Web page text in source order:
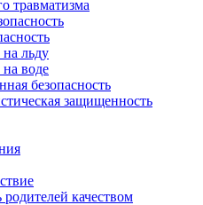
травматизма
на льду
на воде
безопасность
защищенность
качеством